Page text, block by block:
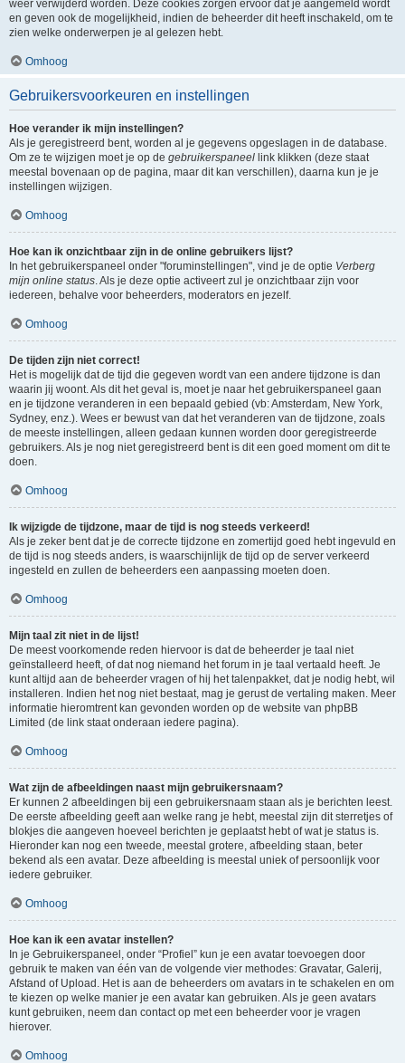
weer verwijderd worden. Deze cookies zorgen ervoor dat je aangemeld wordt
en geven ook de mogelijkheid, indien de beheerder dit heeft inschakeld, om te
zien welke onderwerpen je al gelezen hebt.
Omhoog
Gebruikersvoorkeuren en instellingen
Hoe verander ik mijn instellingen?
Als je geregistreerd bent, worden al je gegevens opgeslagen in de database.
Om ze te wijzigen moet je op de gebruikerspaneel link klikken (deze staat
meestal bovenaan op de pagina, maar dit kan verschillen), daarna kun je je
instellingen wijzigen.
Omhoog
Hoe kan ik onzichtbaar zijn in de online gebruikers lijst?
In het gebruikerspaneel onder "foruminstellingen", vind je de optie Verberg
mijn online status. Als je deze optie activeert zul je onzichtbaar zijn voor
iedereen, behalve voor beheerders, moderators en jezelf.
Omhoog
De tijden zijn niet correct!
Het is mogelijk dat de tijd die gegeven wordt van een andere tijdzone is dan
waarin jij woont. Als dit het geval is, moet je naar het gebruikerspaneel gaan
en je tijdzone veranderen in een bepaald gebied (vb: Amsterdam, New York,
Sydney, enz.). Wees er bewust van dat het veranderen van de tijdzone, zoals
de meeste instellingen, alleen gedaan kunnen worden door geregistreerde
gebruikers. Als je nog niet geregistreerd bent is dit een goed moment om dit te
doen.
Omhoog
Ik wijzigde de tijdzone, maar de tijd is nog steeds verkeerd!
Als je zeker bent dat je de correcte tijdzone en zomertijd goed hebt ingevuld en
de tijd is nog steeds anders, is waarschijnlijk de tijd op de server verkeerd
ingesteld en zullen de beheerders een aanpassing moeten doen.
Omhoog
Mijn taal zit niet in de lijst!
De meest voorkomende reden hiervoor is dat de beheerder je taal niet
geïnstalleerd heeft, of dat nog niemand het forum in je taal vertaald heeft. Je
kunt altijd aan de beheerder vragen of hij het talenpakket, dat je nodig hebt, wil
installeren. Indien het nog niet bestaat, mag je gerust de vertaling maken. Meer
informatie hieromtrent kan gevonden worden op de website van phpBB
Limited (de link staat onderaan iedere pagina).
Omhoog
Wat zijn de afbeeldingen naast mijn gebruikersnaam?
Er kunnen 2 afbeeldingen bij een gebruikersnaam staan als je berichten leest.
De eerste afbeelding geeft aan welke rang je hebt, meestal zijn dit sterretjes of
blokjes die aangeven hoeveel berichten je geplaatst hebt of wat je status is.
Hieronder kan nog een tweede, meestal grotere, afbeelding staan, beter
bekend als een avatar. Deze afbeelding is meestal uniek of persoonlijk voor
iedere gebruiker.
Omhoog
Hoe kan ik een avatar instellen?
In je Gebruikerspaneel, onder “Profiel” kun je een avatar toevoegen door
gebruik te maken van één van de volgende vier methodes: Gravatar, Galerij,
Afstand of Upload. Het is aan de beheerders om avatars in te schakelen en om
te kiezen op welke manier je een avatar kan gebruiken. Als je geen avatars
kunt gebruiken, neem dan contact op met een beheerder voor je vragen
hierover.
Omhoog